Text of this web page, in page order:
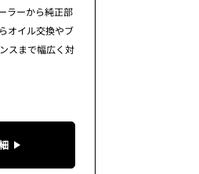
ラーから純正部
オイル交換やブ
スまで幅広く対